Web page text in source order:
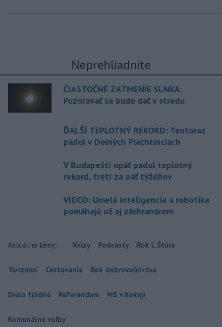
Neprehliadnite
ČIASTOČNÉ ZATMENIE SLNKA:
Pozorovať sa bude dať v stredu
ĎALŠÍ TEPLOTNÝ REKORD: Tentoraz
padol v Dolných Plachtinciach
V Budapešti opäť padol teplotný
rekord, tretí za päť týždňov
VIDEO: Umelá inteligencia a robotika
pomáhajú už aj záchranárom
Aktuálne témy: Kvízy Podcasty Rok Ľ.Štúra
Turizmus Cestovanie Rok dobrovoľníctva
Dielo týždňa Referendum MS v hokeji
Komunálne voľby